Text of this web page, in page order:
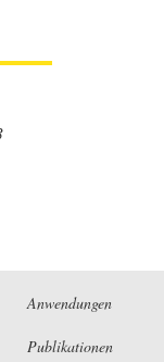
Anwendungen
Publikationen